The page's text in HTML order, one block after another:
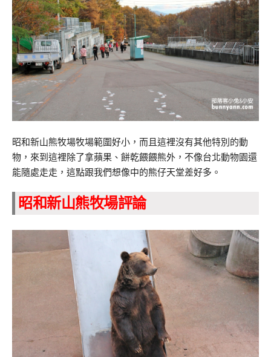
昭和新山熊牧場牧場範圍好小，而且這裡沒有其他特別的動
物，來到這裡除了拿蘋果、餅乾餵餵熊外，不像台北動物園還
能隨處走走，這點跟我們想像中的熊仔天堂差好多。
昭和新山熊牧場評論